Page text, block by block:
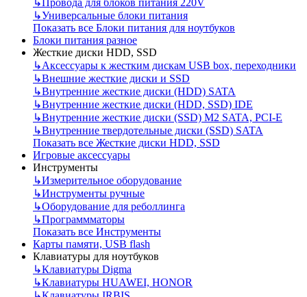
↳Универсальные блоки питания
Показать все Блоки питания для ноутбуков
Блоки питания разное
Жесткие диски HDD, SSD
↳Аксессуары к жестким дискам USB box, переходники
↳Внешние жесткие диски и SSD
↳Внутренние жесткие диски (HDD) SATA
↳Внутренние жесткие диски (HDD, SSD) IDE
↳Внутренние жесткие диски (SSD) M2 SATA, PCI-E
↳Внутренние твердотельные диски (SSD) SATA
Показать все Жесткие диски HDD, SSD
Игровые аксессуары
Инструменты
↳Измерительное оборудование
↳Инструменты ручные
↳Оборудование для реболлинга
↳Программматоры
Показать все Инструменты
Карты памяти, USB flash
Клавиатуры для ноутбуков
↳Клавиатуры Digma
↳Клавиатуры HUAWEI, HONOR